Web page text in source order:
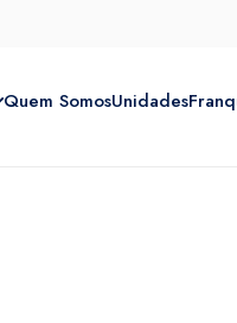
Quem SomosUnidades